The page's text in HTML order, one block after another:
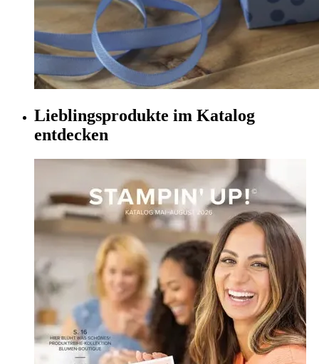
Lieblingsprodukte im Katalog
entdecken